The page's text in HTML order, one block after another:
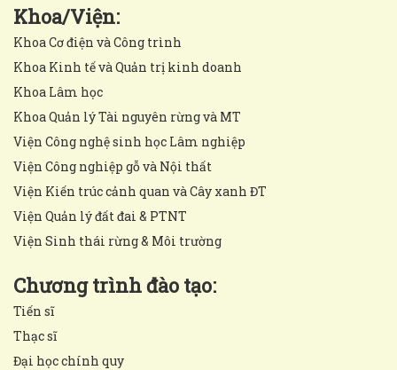
Khoa/Viện:
Khoa Cơ điện và Công trình
Khoa Kinh tế và Quản trị kinh doanh
Khoa Lâm học
Khoa Quản lý Tài nguyên rừng và MT
Viện Công nghệ sinh học Lâm nghiệp
Viện Công nghiệp gỗ và Nội thất
Viện Kiến trúc cảnh quan và Cây xanh ĐT
Viện Quản lý đất đai & PTNT
Viện Sinh thái rừng & Môi trường
Chương trình đào tạo:
Tiến sĩ
Thạc sĩ
Đại học chính quy